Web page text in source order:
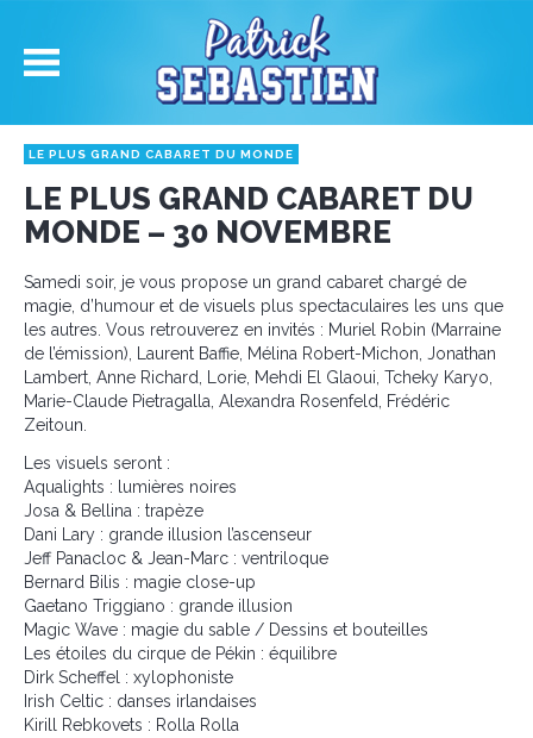
LE PLUS GRAND CABARET DU MONDE
LE PLUS GRAND CABARET DU
MONDE – 30 NOVEMBRE
Samedi soir, je vous propose un grand cabaret chargé de
magie, d’humour et de visuels plus spectaculaires les uns que
les autres. Vous retrouverez en invités : Muriel Robin (Marraine
de l’émission), Laurent Baffie, Mélina Robert-Michon, Jonathan
Lambert, Anne Richard, Lorie, Mehdi El Glaoui, Tcheky Karyo,
Marie-Claude Pietragalla, Alexandra Rosenfeld, Frédéric
Zeitoun.
Les visuels seront :
Aqualights : lumières noires
Josa & Bellina : trapèze
Dani Lary : grande illusion l’ascenseur
Jeff Panacloc & Jean-Marc : ventriloque
Bernard Bilis : magie close-up
Gaetano Triggiano : grande illusion
Magic Wave : magie du sable / Dessins et bouteilles
Les étoiles du cirque de Pékin : équilibre
Dirk Scheffel : xylophoniste
Irish Celtic : danses irlandaises
Kirill Rebkovets : Rolla Rolla